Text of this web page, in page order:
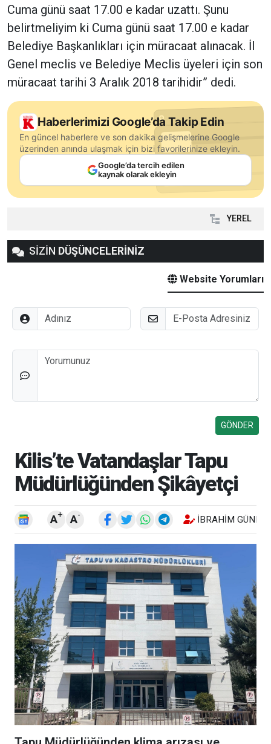
Cuma günü saat 17.00 e kadar uzattı. Şunu
belirtmeliyim ki Cuma günü saat 17.00 e kadar
Belediye Başkanlıkları için müracaat alınacak. İl
Genel meclis ve Belediye Meclis üyeleri için son
müracaat tarihi 3 Aralık 2018 tarihidir” dedi.
Haberlerimizi Google’da Takip Edin
En güncel haberlere ve son dakika gelişmelerine Google
üzerinden anında ulaşmak için bizi favorilerinize ekleyin.
Google’da tercih edilen
kaynak olarak ekleyin
YEREL
SİZİN DÜŞÜNCELERİNİZ
Website Yorumları
Adınız E-Posta
Düşünceleriniz
Kilis’te Vatandaşlar Tapu
Müdürlüğünden Şikâyetçi
A+ A- İBRAHIM GÜNEŞ